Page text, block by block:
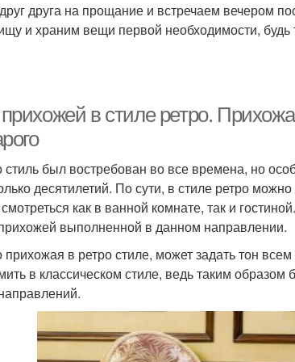
друга на прощание и встречаем вечером
и храним вещи первой необходимости, будь
в стиле ретро.
стиль был востребован во все времена, но
десятилетий. По сути, в стиле ретро
как в ванной комнате, так и
выполненной в данном направлении.
прихожая в ретро стиле, может задать тон
в классическом стиле, ведь таким образом